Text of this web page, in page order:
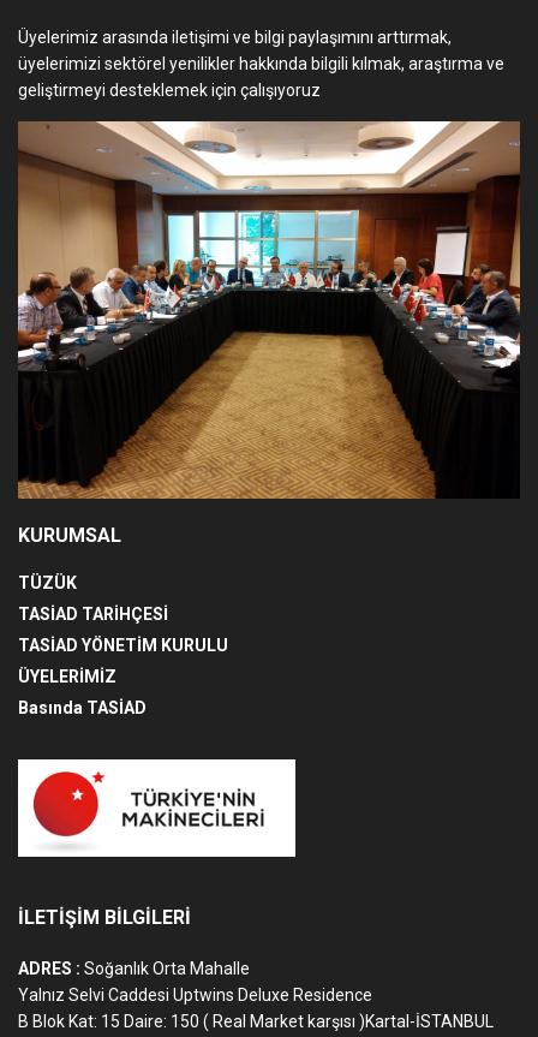
Üyelerimiz arasında iletişimi ve bilgi paylaşımını arttırmak,
üyelerimizi sektörel yenilikler hakkında bilgili kılmak, araştırma ve
geliştirmeyi desteklemek için çalışıyoruz
KURUMSAL
TÜZÜK
TASİAD TARİHÇESİ
TASİAD YÖNETİM KURULU
ÜYELERİMİZ
Basında TASİAD
İLETİŞİM BİLGİLERİ
ADRES : Soğanlık Orta Mahalle
Yalnız Selvi Caddesi Uptwins Deluxe Residence
B Blok Kat: 15 Daire: 150 ( Real Market karşısı )Kartal-İSTANBUL